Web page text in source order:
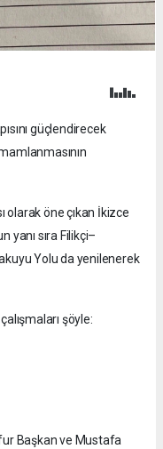
güçlendirecek
olarak öne çıkan İkizce
yanı sıra Filikçi–
Yolu da yenilenerek
şöyle:
Başkan ve Mustafa